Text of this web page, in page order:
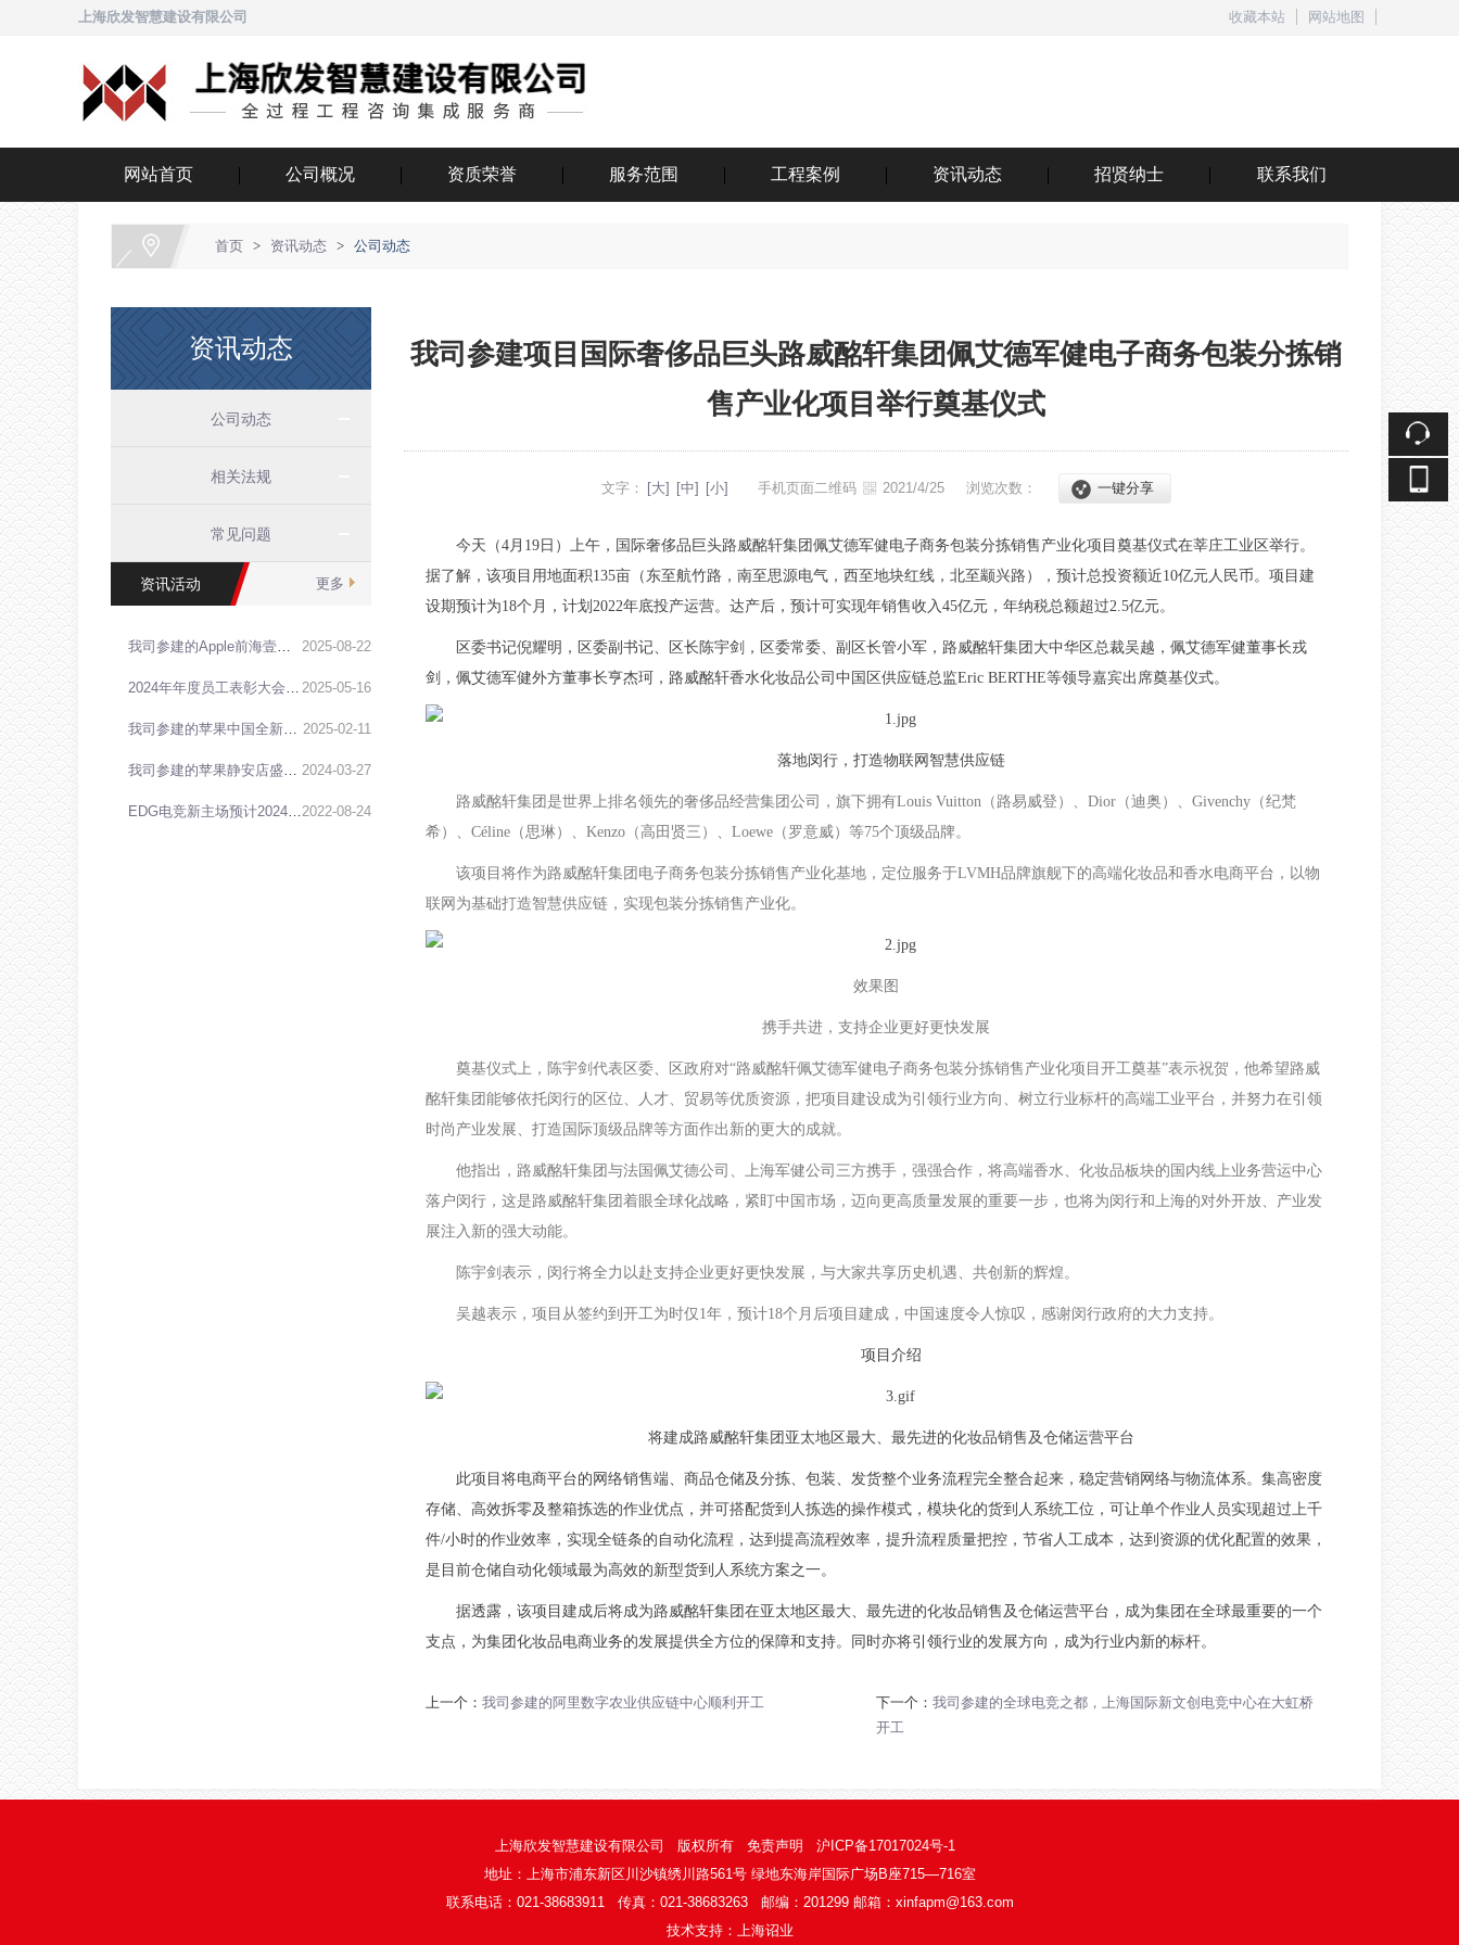
上海欣发智慧建设有限公司 收藏本站 网站地图
网站首页 公司概况 资质荣誉 服务范围 工程案例 资讯动态 招贤纳士 联系我们
首页 > 资讯动态 > 公司动态
资讯动态
公司动态
相关法规
常见问题
更多
资讯活动
2025-08-22
我司参建的Apple前海壹方城零售店，正式开业！
2025-05-16
2024年年度员工表彰大会于近期在我司会议室盛大召开
2025-02-11
我司参建的苹果中国全新零售店，正式开业！
2024-03-27
我司参建的苹果静安店盛大开幕
2022-08-24
EDG电竞新主场预计2024年初竣工，独家探访看这里！
我司参建项目国际奢侈品巨头路威酩轩集团佩艾德军健电子商务包装分拣销
售产业化项目举行奠基仪式
文字： [大] [中] [小] 手机页面二维码 2021/4/25 浏览次数： 一键分享
今天（4月19日）上午，国际奢侈品巨头路威酩轩集团佩艾德军健电子商务包装分拣销售产业化项目奠基仪式在莘庄工业区举行。
据了解，该项目用地面积135亩（东至航竹路，南至思源电气，西至地块红线，北至颛兴路），预计总投资额近10亿元人民币。项目建
设期预计为18个月，计划2022年底投产运营。达产后，预计可实现年销售收入45亿元，年纳税总额超过2.5亿元。
区委书记倪耀明，区委副书记、区长陈宇剑，区委常委、副区长管小军，路威酩轩集团大中华区总裁吴越，佩艾德军健董事长戎
剑，佩艾德军健外方董事长亨杰珂，路威酩轩香水化妆品公司中国区供应链总监Eric BERTHE等领导嘉宾出席奠基仪式。
落地闵行，打造物联网智慧供应链
路威酩轩集团是世界上排名领先的奢侈品经营集团公司，旗下拥有Louis Vuitton（路易威登）、Dior（迪奥）、Givenchy（纪梵
希）、Céline（思琳）、Kenzo（高田贤三）、Loewe（罗意威）等75个顶级品牌。
该项目将作为路威酩轩集团电子商务包装分拣销售产业化基地，定位服务于LVMH品牌旗舰下的高端化妆品和香水电商平台，以物
联网为基础打造智慧供应链，实现包装分拣销售产业化。
效果图
携手共进，支持企业更好更快发展
奠基仪式上，陈宇剑代表区委、区政府对“路威酩轩佩艾德军健电子商务包装分拣销售产业化项目开工奠基”表示祝贺，他希望路威
酩轩集团能够依托闵行的区位、人才、贸易等优质资源，把项目建设成为引领行业方向、树立行业标杆的高端工业平台，并努力在引领
时尚产业发展、打造国际顶级品牌等方面作出新的更大的成就。
他指出，路威酩轩集团与法国佩艾德公司、上海军健公司三方携手，强强合作，将高端香水、化妆品板块的国内线上业务营运中心
落户闵行，这是路威酩轩集团着眼全球化战略，紧盯中国市场，迈向更高质量发展的重要一步，也将为闵行和上海的对外开放、产业发
展注入新的强大动能。
陈宇剑表示，闵行将全力以赴支持企业更好更快发展，与大家共享历史机遇、共创新的辉煌。
吴越表示，项目从签约到开工为时仅1年，预计18个月后项目建成，中国速度令人惊叹，感谢闵行政府的大力支持。
项目介绍
将建成路威酩轩集团亚太地区最大、最先进的化妆品销售及仓储运营平台
此项目将电商平台的网络销售端、商品仓储及分拣、包装、发货整个业务流程完全整合起来，稳定营销网络与物流体系。集高密度
存储、高效拆零及整箱拣选的作业优点，并可搭配货到人拣选的操作模式，模块化的货到人系统工位，可让单个作业人员实现超过上千
件/小时的作业效率，实现全链条的自动化流程，达到提高流程效率，提升流程质量把控，节省人工成本，达到资源的优化配置的效果，
是目前仓储自动化领域最为高效的新型货到人系统方案之一。
据透露，该项目建成后将成为路威酩轩集团在亚太地区最大、最先进的化妆品销售及仓储运营平台，成为集团在全球最重要的一个
支点，为集团化妆品电商业务的发展提供全方位的保障和支持。同时亦将引领行业的发展方向，成为行业内新的标杆。
上一个： 我司参建的阿里数字农业供应链中心顺利开工 下一个： 我司参建的全球电竞之都，上海国际新文创电竞中心在大虹桥
开工
上海欣发智慧建设有限公司 版权所有 免责声明
沪ICP备17017024号-1
地址：上海市浦东新区川沙镇绣川路561号 绿地东海岸国际广场B座715—716室
联系电话：021-38683911 传真：021-38683263 邮编：201299 邮箱： xinfapm@163.com
技术支持： 上海诏业